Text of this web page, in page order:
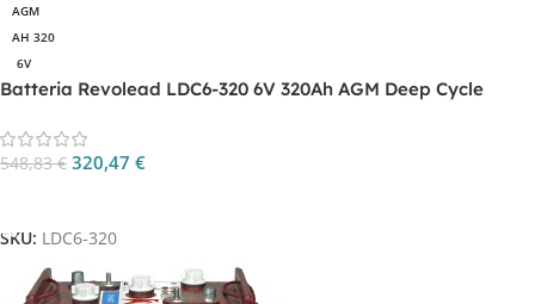
AGM
AH 320
6V
Batteria Revolead LDC6-320 6V 320Ah AGM Deep Cycle
548,83€ 320,47 €
SKU: LDC6-320